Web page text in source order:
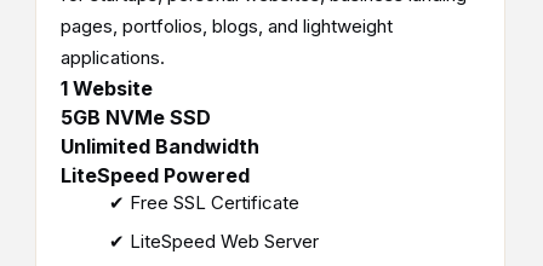
pages, portfolios, blogs, and lightweight
applications.
1 Website
5GB NVMe SSD
Unlimited Bandwidth
LiteSpeed Powered
✔ Free SSL Certificate
✔ LiteSpeed Web Server